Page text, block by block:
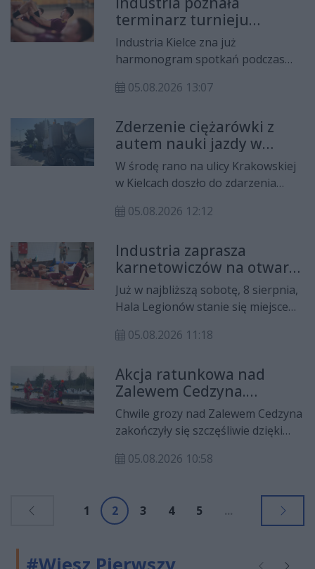
tradycyjnie spada, jednak
zapotrzebowanie na krew w
szpitalach pozostaje niezmiennie
wysokie.
terminarz turnieju
towarzyskiego w
Hiszpanii. Wiemy, gdzie
będzie można obejrzeć
ostatni sprawdzian
sezonem
Industria Kielce zna już
harmonogram spotkań podczas
Cantabria Infinita w Santander.
trzy mecze, a cały wyjazd będzie
ostatnim etapem przygotowań
przed rozpoczęciem sezonu
2026/2027.
05.08.2026 13:07
Zderzenie ciężarówki z
autem nauki jazdy w
Kielcach. Kursant
zatrzymał się przed
W środę rano na ulicy Krakowskiej
w Kielcach doszło do zdarzenia
nauki jazdy i samochodu
szpitala.
05.08.2026 12:12
Industria zaprasza
karnetowiczów na otwarty
trening i grill z
zawodnikami
Już w najbliższą sobotę, 8 sierpnia,
Hala Legionów stanie się miejscem
spotkania kibiców z zawodnikami
specjalne wydarzenie dla
posiadaczy karnetów na rozgrywki
2026/2027, którzy będą mogli
obejrzeć otwarty trening zespołu, a
następnie wziąć udział we
wspólnym grillu z piłkarzami
05.08.2026 11:18
Akcja ratunkowa nad
Zalewem Cedzyna.
Współpraca służb
uratowała życie 19-latka
Chwile grozy nad Zalewem Cedzyna
zakończyły się szczęśliwie dzięki
służb. Wieczorem rozpoczęła się
19-letniego mężczyzny, który
potrzebował natychmiastowej
05.08.2026 10:58
1 2 3 4 5 ...